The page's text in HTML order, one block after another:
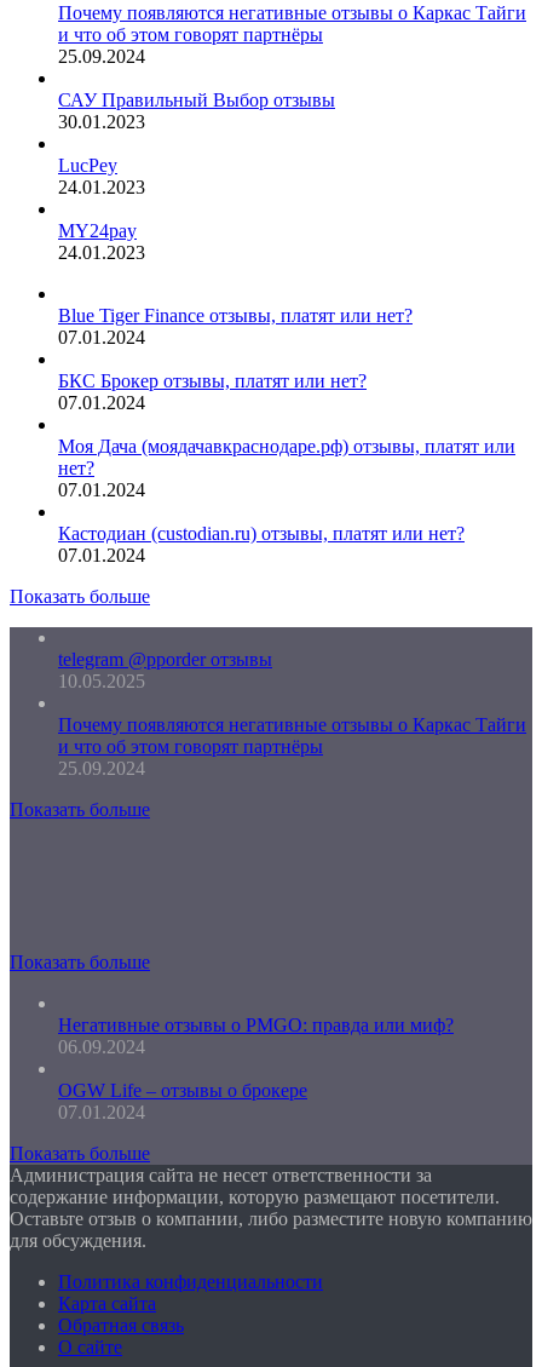
Почему появляются негативные отзывы о Каркас Тайги
и что об этом говорят партнёры
25.09.2024
САУ Правильный Выбор отзывы
30.01.2023
LucPey
24.01.2023
MY24pay
24.01.2023
Blue Tiger Finance отзывы, платят или нет?
07.01.2024
БКС Брокер отзывы, платят или нет?
07.01.2024
Моя Дача (моядачавкраснодаре.рф) отзывы, платят или
нет?
07.01.2024
Кастодиан (custodian.ru) отзывы, платят или нет?
07.01.2024
Показать больше
telegram @pporder отзывы
10.05.2025
Почему появляются негативные отзывы о Каркас Тайги
и что об этом говорят партнёры
25.09.2024
Показать больше
Показать больше
Негативные отзывы о PMGO: правда или миф?
06.09.2024
OGW Life – отзывы о брокере
07.01.2024
Показать больше
Администрация сайта не несет ответственности за
содержание информации, которую размещают посетители.
Оставьте отзыв о компании, либо разместите новую компанию
для обсуждения.
Политика конфиденциальности
Карта сайта
Обратная связь
О сайте